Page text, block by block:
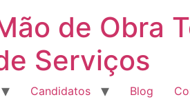
de Obra
Serviços
Candidatos Blog